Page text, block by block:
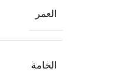
العمر
الخامة